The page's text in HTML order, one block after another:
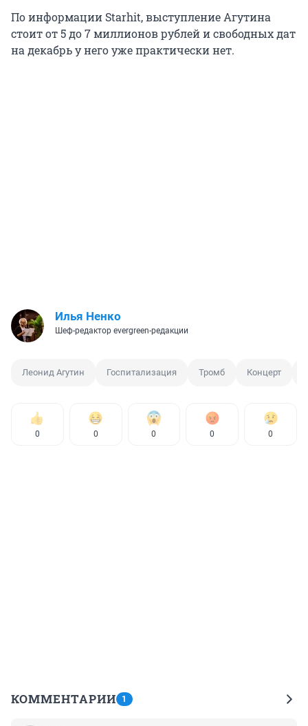
По информации Starhit, выступление Агутина
стоит от 5 до 7 миллионов рублей и свободных дат
на декабрь у него уже практически нет.
Илья Ненко
Шеф-редактор evergreen-редакции
Леонид Агутин Госпитализация Тромб Концерт
0 0 0 0 0
КОММЕНТАРИИ 1